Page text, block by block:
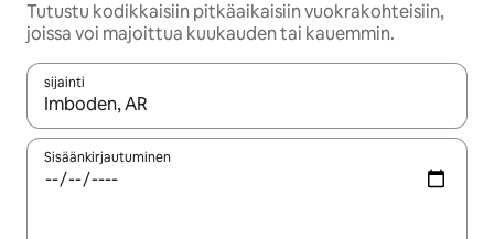
Tutustu kodikkaisiin pitkäaikaisiin vuokrakohteisiin,
joissa voi majoittua kuukauden tai kauemmin.
sijainti
Kun tulokset ovat saatavilla, navigoi ylös- ja alas-
Sisäänkirjautuminen